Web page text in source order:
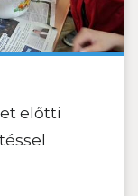
előtti